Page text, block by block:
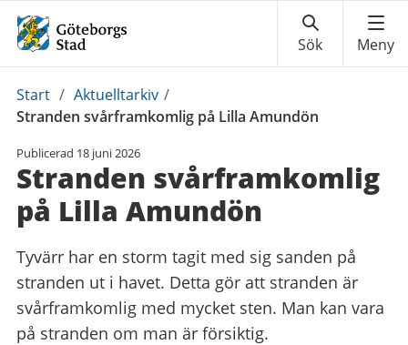
Du
är
Start / Aktuelltarkiv /
Stranden svårframkomlig på Lilla Amundön
Publicerad 18 juni 2026
Stranden svårframkomlig
på Lilla Amundön
Tyvärr har en storm tagit med sig sanden på
stranden ut i havet. Detta gör att stranden är
svårframkomlig med mycket sten. Man kan vara
på stranden om man är försiktig.